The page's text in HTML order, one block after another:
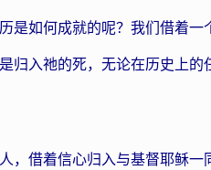
是如何成就的呢？我们借着一
归入祂的死，无论在历史上
，借着信心归入与基督耶稣一